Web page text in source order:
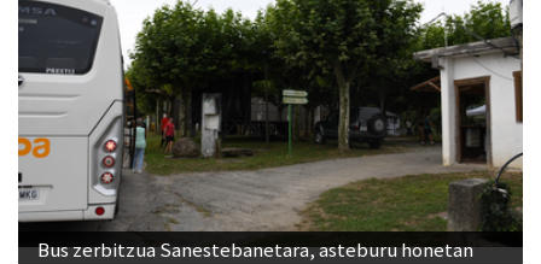
Bus zerbitzua Sanestebanetara, asteburu honetan